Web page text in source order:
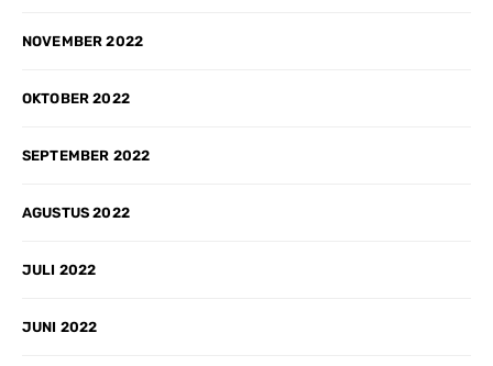
NOVEMBER 2022
OKTOBER 2022
SEPTEMBER 2022
AGUSTUS 2022
JULI 2022
JUNI 2022